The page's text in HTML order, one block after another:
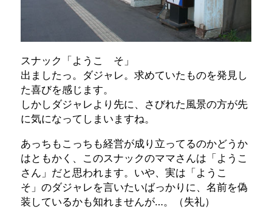
スナック「ようこ そ」
出ましたっ。ダジャレ。求めていたものを発見し
た喜びを感じます。
しかしダジャレより先に、さびれた風景の方が先
に気になってしまいますね。
あっちもこっちも経営が成り立ってるのかどうか
はともかく、このスナックのママさんは「ようこ
さん」だと思われます。いや、実は「ようこ
そ」のダジャレを言いたいばっかりに、名前を偽
装しているかも知れませんが…。（失礼）